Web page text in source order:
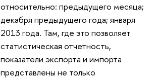
относительно: предыдущего месяца;
декабря предыдущего года; января
2013 года. Там, где это позволяет
статистическая отчетность,
показатели экспорта и импорта
представлены не только